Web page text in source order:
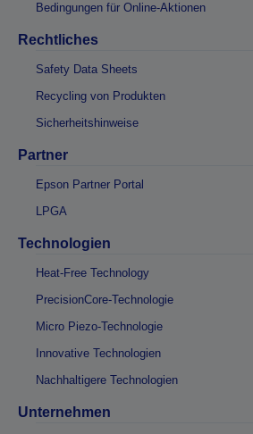
Bedingungen für Online-Aktionen
Rechtliches
Safety Data Sheets
Recycling von Produkten
Sicherheitshinweise
Partner
Epson Partner Portal
LPGA
Technologien
Heat-Free Technology
PrecisionCore-Technologie
Micro Piezo-Technologie
Innovative Technologien
Nachhaltigere Technologien
Unternehmen